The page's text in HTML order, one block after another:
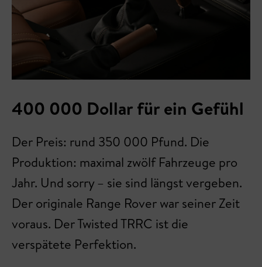
400 000 Dollar für ein Gefühl
Der Preis: rund 350 000 Pfund. Die
Produktion: maximal zwölf Fahrzeuge pro
Jahr. Und sorry – sie sind längst vergeben.
Der originale Range Rover war seiner Zeit
voraus. Der Twisted TRRC ist die
verspätete Perfektion.